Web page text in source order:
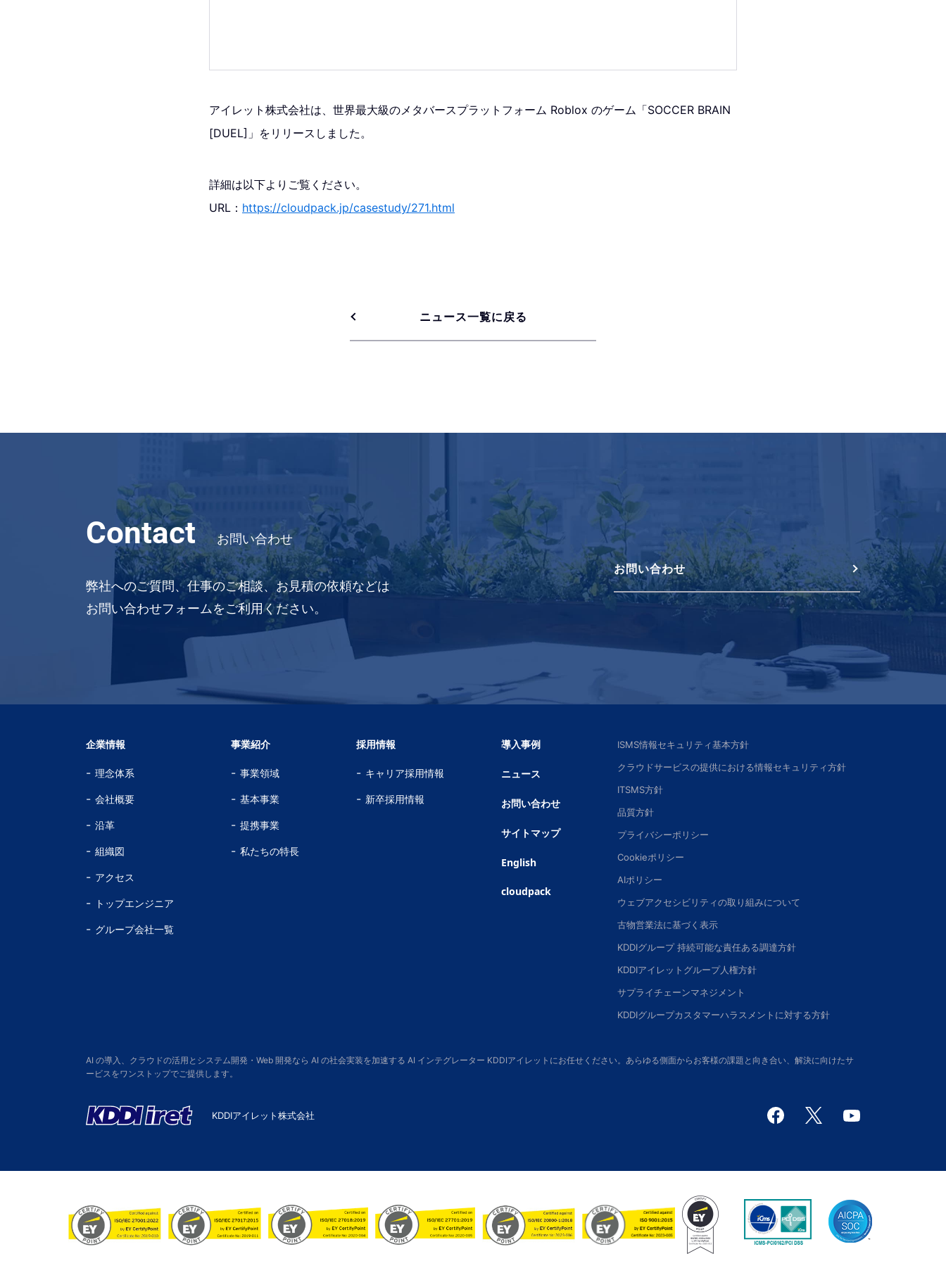
アイレット株式会社は、世界最大級のメタバースプラットフォーム Roblox のゲーム「SOCCER BRAIN
[DUEL]」をリリースしました。
詳細は以下よりご覧ください。
URL： https://cloudpack.jp/casestudy/271.html
ニュース一覧に戻る
Contact お問い合わせ
弊社へのご質問、仕事のご相談、お見積の依頼などは
お問い合わせフォームをご利用ください。
お問い合わせ
企業情報
理念体系
会社概要
沿革
組織図
アクセス
トップエンジニア
グループ会社一覧
事業紹介
事業領域
基本事業
提携事業
私たちの特長
採用情報
キャリア採用情報
新卒採用情報
導入事例
ニュース
お問い合わせ
サイトマップ
English
cloudpack
ISMS情報セキュリティ基本方針
クラウドサービスの提供における情報セキュリティ方針
ITSMS方針
品質方針
プライバシーポリシー
Cookieポリシー
AIポリシー
ウェブアクセシビリティの取り組みについて
古物営業法に基づく表示
KDDIグループ 持続可能な責任ある調達方針
KDDIアイレットグループ人権方針
サプライチェーンマネジメント
KDDIグループカスタマーハラスメントに対する方針
AI の導入、クラウドの活用とシステム開発・Web 開発なら AI の社会実装を加速する AI インテグレーター KDDIアイレットにお任せください。あらゆる側面からお客様の課題と向き合い、解決に向けたサ
ービスをワンストップでご提供します。
KDDIアイレット株式会社